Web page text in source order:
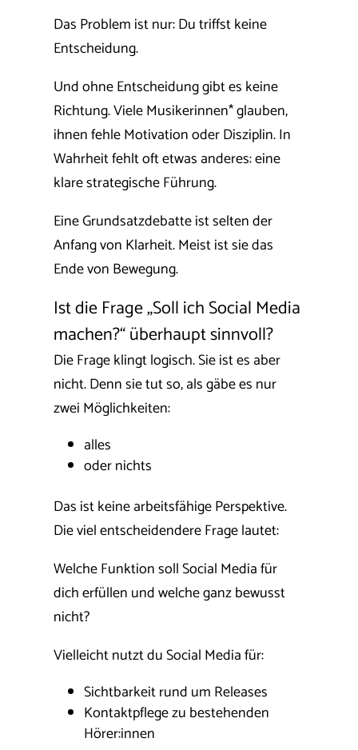
Das Problem ist nur: Du triffst keine
Entscheidung.
Und ohne Entscheidung gibt es keine
Richtung. Viele Musikerinnen* glauben,
ihnen fehle Motivation oder Disziplin. In
Wahrheit fehlt oft etwas anderes: eine
klare strategische Führung.
Eine Grundsatzdebatte ist selten der
Anfang von Klarheit. Meist ist sie das
Ende von Bewegung.
Ist die Frage „Soll ich Social Media
machen?“ überhaupt sinnvoll?
Die Frage klingt logisch. Sie ist es aber
nicht.Denn sie tut so, als gäbe es nur
zwei Möglichkeiten:
alles
oder nichts
Das ist keine arbeitsfähige Perspektive.
Die viel entscheidendere Frage lautet:
Welche Funktion soll Social Media für
dich erfüllen und welche ganz bewusst
nicht?
Vielleicht nutzt du Social Media für:
Sichtbarkeit rund um Releases
Kontaktpflege zu bestehenden
Hörer:innen